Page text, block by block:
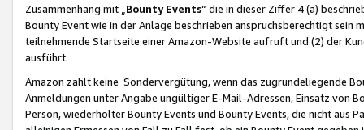
Zusammenhang mit „ Bounty Events“ die in dieser Ziffer 4 (a)
Bounty Event wie in der Anlage beschrieben anspruchsberechtigt sein
teilnehmende Startseite einer Amazon-Website aufruft und (2) der
ausführt.
Amazon zahlt keine Sondervergütung, wenn das zugrundeliegende
Anmeldungen unter Angabe ungültiger E-Mail-Adressen, Einsatz von
Person, wiederholter Bounty Events und Bounty Events, die nicht